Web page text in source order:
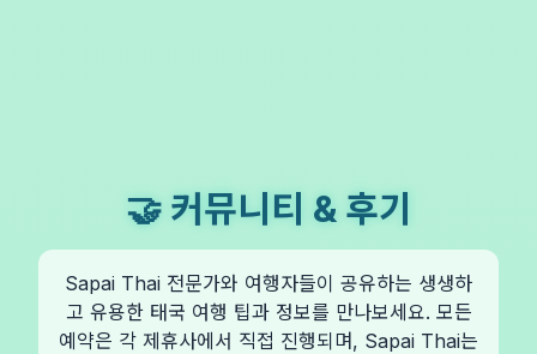
🤝 커뮤니티 & 후기
Sapai Thai 전문가와 여행자들이 공유하는 생생하
고 유용한 태국 여행 팁과 정보를 만나보세요. 모든
예약은 각 제휴사에서 직접 진행되며, Sapai Thai는